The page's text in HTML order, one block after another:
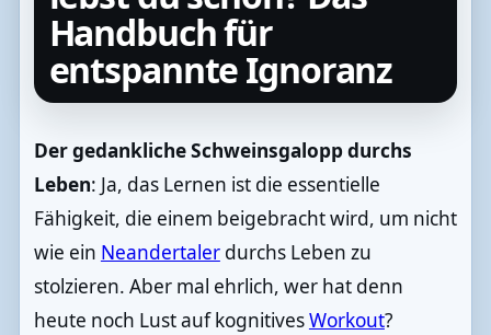
Handbuch für
entspannte Ignoranz
Der gedankliche Schweinsgalopp durchs
Leben: Ja, das Lernen ist die essentielle
Fähigkeit, die einem beigebracht wird, um nicht
wie ein Neandertalerdurchs Leben zu
stolzieren. Aber mal ehrlich, wer hat denn
heute noch Lust auf kognitivesWorkout?